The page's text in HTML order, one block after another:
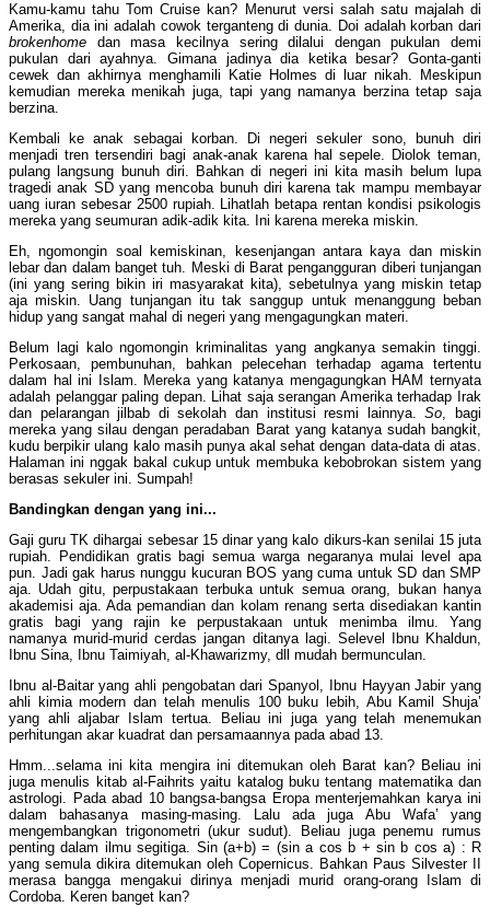
Kamu-kamu tahu Tom Cruise kan? Menurut versi salah satu majalah di
Amerika, dia ini adalah cowok terganteng di dunia. Doi adalah korban dari
brokenhome dan masa kecilnya sering dilalui dengan pukulan demi
pukulan dari ayahnya. Gimana jadinya dia ketika besar? Gonta-ganti
cewek dan akhirnya menghamili Katie Holmes di luar nikah. Meskipun
kemudian mereka menikah juga, tapi yang namanya berzina tetap saja
berzina.
Kembali ke anak sebagai korban. Di negeri sekuler sono, bunuh diri
menjadi tren tersendiri bagi anak-anak karena hal sepele. Diolok teman,
pulang langsung bunuh diri. Bahkan di negeri ini kita masih belum lupa
tragedi anak SD yang mencoba bunuh diri karena tak mampu membayar
uang iuran sebesar 2500 rupiah. Lihatlah betapa rentan kondisi psikologis
mereka yang seumuran adik-adik kita. Ini karena mereka miskin.
Eh, ngomongin soal kemiskinan, kesenjangan antara kaya dan miskin
lebar dan dalam banget tuh. Meski di Barat pengangguran diberi tunjangan
(ini yang sering bikin iri masyarakat kita), sebetulnya yang miskin tetap
aja miskin. Uang tunjangan itu tak sanggup untuk menanggung beban
hidup yang sangat mahal di negeri yang mengagungkan materi.
Belum lagi kalo ngomongin kriminalitas yang angkanya semakin tinggi.
Perkosaan, pembunuhan, bahkan pelecehan terhadap agama tertentu
dalam hal ini Islam. Mereka yang katanya mengagungkan HAM ternyata
adalah pelanggar paling depan. Lihat saja serangan Amerika terhadap Irak
dan pelarangan jilbab di sekolah dan institusi resmi lainnya.So, bagi
mereka yang silau dengan peradaban Barat yang katanya sudah bangkit,
kudu berpikir ulang kalo masih punya akal sehat dengan data-data di atas.
Halaman ini nggak bakal cukup untuk membuka kebobrokan sistem yang
berasas sekuler ini. Sumpah!
Bandingkan dengan yang ini...
Gaji guru TK dihargai sebesar 15 dinar yang kalo dikurs-kan senilai 15 juta
rupiah. Pendidikan gratis bagi semua warga negaranya mulai level apa
pun. Jadi gak harus nunggu kucuran BOS yang cuma untuk SD dan SMP
aja. Udah gitu, perpustakaan terbuka untuk semua orang, bukan hanya
akademisi aja. Ada pemandian dan kolam renang serta disediakan kantin
gratis bagi yang rajin ke perpustakaan untuk menimba ilmu. Yang
namanya murid-murid cerdas jangan ditanya lagi. Selevel Ibnu Khaldun,
Ibnu Sina, Ibnu Taimiyah, al-Khawarizmy, dll mudah bermunculan.
Ibnu al-Baitar yang ahli pengobatan dari Spanyol, Ibnu Hayyan Jabir yang
ahli kimia modern dan telah menulis 100 buku lebih, Abu Kamil Shuja’
yang ahli aljabar Islam tertua. Beliau ini juga yang telah menemukan
perhitungan akar kuadrat dan persamaannya pada abad 13.
Hmm...selama ini kita mengira ini ditemukan oleh Barat kan? Beliau ini
juga menulis kitab al-Faihrits yaitu katalog buku tentang matematika dan
astrologi. Pada abad 10 bangsa-bangsa Eropa menterjemahkan karya ini
dalam bahasanya masing-masing. Lalu ada juga Abu Wafa’ yang
mengembangkan trigonometri (ukur sudut). Beliau juga penemu rumus
penting dalam ilmu segitiga. Sin (a+b) = (sin a cos b + sin b cos a) : R
yang semula dikira ditemukan oleh Copernicus. Bahkan Paus Silvester II
merasa bangga mengakui dirinya menjadi murid orang-orang Islam di
Cordoba. Keren banget kan?